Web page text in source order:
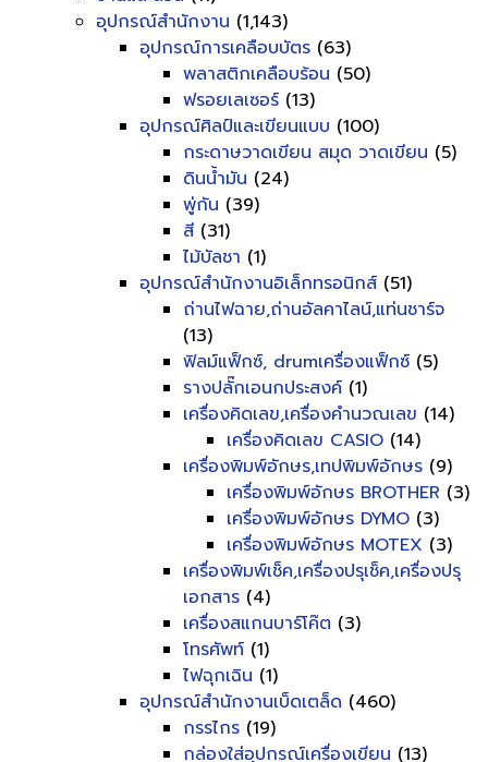
อุปกรณ์สำนักงาน (1,143)
อุปกรณ์การเคลือบบัตร (63)
พลาสติกเคลือบร้อน (50)
ฟรอยเลเซอร์ (13)
อุปกรณ์ศิลป์และเขียนแบบ (100)
กระดาษวาดเขียน สมุด วาดเขียน (5)
ดินน้ำมัน (24)
พู่กัน (39)
สี (31)
ไม้บัลชา (1)
อุปกรณ์สำนักงานอิเล็กทรอนิกส์ (51)
ถ่านไฟฉาย,ถ่านอัลคาไลน์,แท่นชาร์จ
(13)
ฟิลม์แฟ็กซ์, drumเครื่องแฟ็กซ์ (5)
รางปลั๊กเอนกประสงค์ (1)
เครื่องคิดเลข,เครื่องคำนวณเลข (14)
เครื่องคิดเลข CASIO (14)
เครื่องพิมพ์อักษร,เทปพิมพ์อักษร (9)
เครื่องพิมพ์อักษร BROTHER (3)
เครื่องพิมพ์อักษร DYMO (3)
เครื่องพิมพ์อักษร MOTEX (3)
เครื่องพิมพ์เช็ค,เครื่องปรุเช็ค,เครื่องปรุ
เอกสาร (4)
เครื่องสแกนบาร์โค๊ต (3)
โทรศัพท์ (1)
ไฟฉุกเฉิน (1)
อุปกรณ์สำนักงานเบ็ดเตล็ด (460)
กรรไกร (19)
กล่องใส่อุปกรณ์เครื่องเขียน (13)